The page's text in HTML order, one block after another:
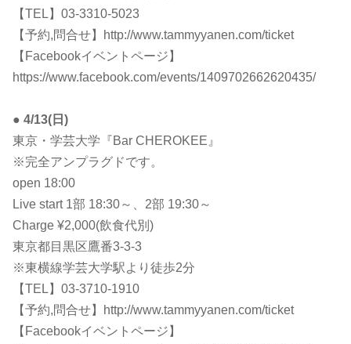
【TEL】03-3310-5023
【予約,問合せ】http://www.tammyyanen.com/ticket
【Facebookイベントページ】
https://www.facebook.com/events/1409702662620435/
● 4/13(日)
東京・学芸大学『Bar CHEROKEE』
※完全アンプラグドです。
open 18:00
Live start 1部 18:30～、2部 19:30～
Charge ¥2,000(飲食代別)
東京都目黒区鷹番3-3-3
※東横線学芸大学駅より徒歩2分
【TEL】03-3710-1910
【予約,問合せ】http://www.tammyyanen.com/ticket
【Facebookイベントページ】